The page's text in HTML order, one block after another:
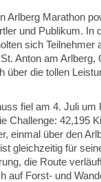
Arlberg Marathon
und Publikum. In
sich
Anton am
über die tollen
fiel am 4. Juli um
Challenge: 42,195
einmal über den
gleichzeitig für
die Route
auf Forst- und